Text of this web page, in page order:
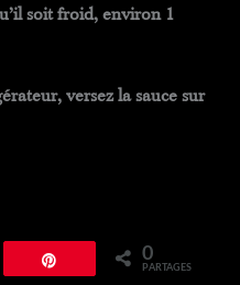
soit froid, environ 1
versez la sauce sur
Épingle 0
PARTAGES